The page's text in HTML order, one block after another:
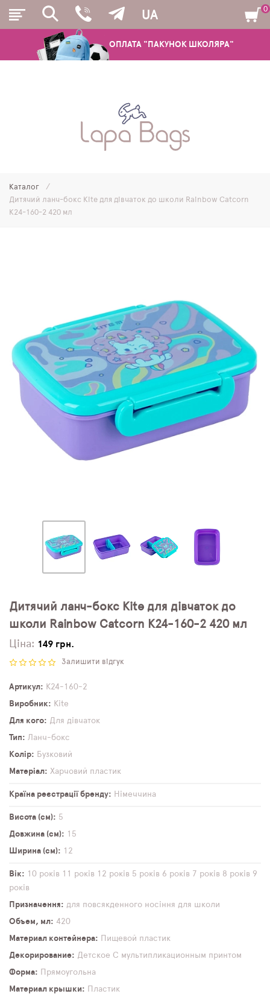
ОПЛАТА "ПАКУНОК ШКОЛЯРА"
UA
ШКІЛЬНІ РЮКЗАКИ ТА РАНЦІ
МОЛОДІЖНІ РЮКЗАКИ
SCHOOL STANDARD
SKYNAME
РОЗПРОДАЖ
0
Каталог
Дитячий ланч-бокс Kite для дівчаток до школи Rainbow Catcorn
K24-160-2 420 мл
Дитячий ланч-бокс Kite для дівчаток до
школи Rainbow Catcorn K24-160-2 420 мл
Ціна: 149 грн.
Залишити відгук
Артикул
K24-160-2
Виробник
Kite
Для кого
Для дівчаток
Тип
Ланч-бокс
Колір
Бузковий
Матеріал
Харчовий пластик
Країна реєстрації бренду Німеччина
Висота (см)
5
Довжина (см)
15
Ширина (см)
12
Вік 10 років 11 років 12 років 5 років 6 років 7 років 8 років 9
років
Призначення
для повсякденного носіння для школи
Объем, мл
420
Материал контейнера
Пищевой пластик
Декорирование
Детское С мультипликационным принтом
Форма
Прямоугольна
Материал крышки
Пластик